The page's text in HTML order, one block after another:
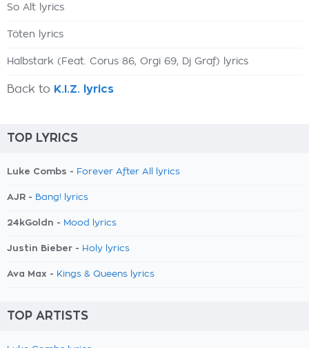
So Alt lyrics
Töten lyrics
Halbstark (Feat. Corus 86, Orgi 69, Dj Graf) lyrics
Back to K.I.Z. lyrics
TOP LYRICS
Luke Combs - Forever After All lyrics
AJR - Bang! lyrics
24kGoldn - Mood lyrics
Justin Bieber - Holy lyrics
Ava Max - Kings & Queens lyrics
TOP ARTISTS